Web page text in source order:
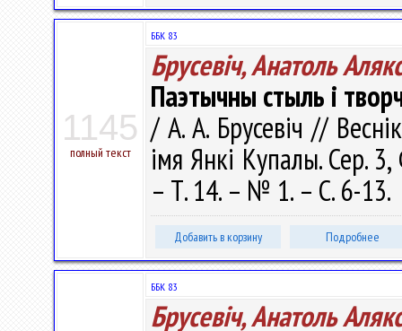
1145
полный текст
ББК 83
Брусевіч, Анатоль
Паэтычны стыль і
/ А. А. Брусевіч //
імя Янкі Купалы. Сер. 3,
– Т. 14. – № 1. – С. 6-13.
Добавить в корзину Подробнее
ББК 83
Брусевіч, Анатоль